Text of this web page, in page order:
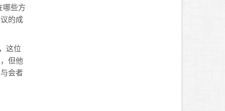
哪些方
的成
这位
但他
会者